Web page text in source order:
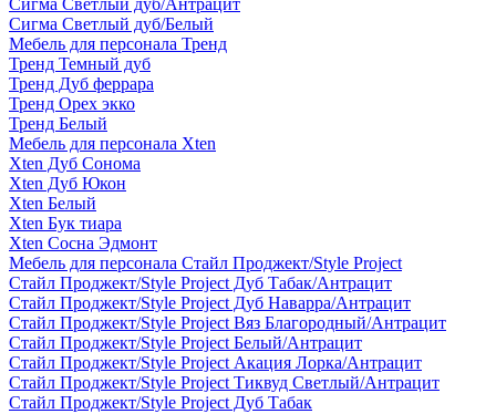
Сигма Светлый дуб/Антрацит
Сигма Светлый дуб/Белый
Мебель для персонала Тренд
Тренд Темный дуб
Тренд Дуб феррара
Тренд Орех экко
Тренд Белый
Мебель для персонала Xten
Xten Дуб Сонома
Xten Дуб Юкон
Xten Белый
Xten Бук тиара
Xten Сосна Эдмонт
Мебель для персонала Стайл Проджект/Style Project
Стайл Проджект/Style Project Дуб Табак/Антрацит
Стайл Проджект/Style Project Дуб Наварра/Антрацит
Стайл Проджект/Style Project Вяз Благородный/Антрацит
Стайл Проджект/Style Project Белый/Антрацит
Стайл Проджект/Style Project Акация Лорка/Антрацит
Стайл Проджект/Style Project Тиквуд Светлый/Антрацит
Стайл Проджект/Style Project Дуб Табак